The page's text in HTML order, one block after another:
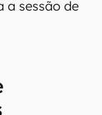
a sessão de